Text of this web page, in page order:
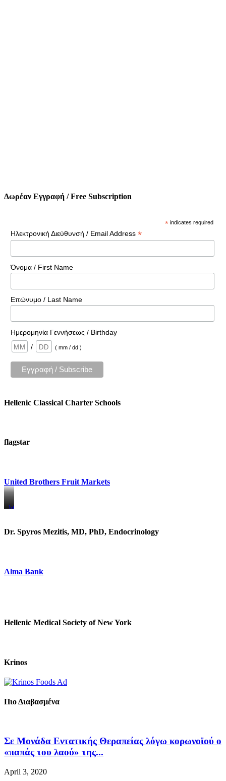
Δωρέαν Εγγραφή / Free Subscription
* indicates required
Ηλεκτρονική Διεύθυνσή / Email Address *
Όνομα / First Name
Επώνυμο / Last Name
Ημερομηνία Γεννήσεως / Birthday
/
( mm / dd )
Hellenic Classical Charter Schools
flagstar
United Brothers Fruit Markets
https://www.unitedbrothersfruitmarkets.com/
https://www.unitedbrothersfruitmarkets.com/
Dr. Spyros Mezitis, MD, PhD, Endocrinology
Alma Bank
Hellenic Medical Society of New York
Krinos
Πιο Διαβασμένα
Σε Μονάδα Εντατικής Θεραπείας λόγω κορωνοϊού ο
«παπάς του λαού» της...
April 3, 2020